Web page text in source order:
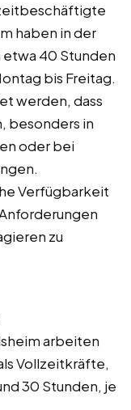
haben in der
40 Stunden
bis Freitag.
werden, dass
besonders in
oder bei
Verfügbarkeit
zu
arbeiten
Vollzeitkräfte,
30 Stunden, je